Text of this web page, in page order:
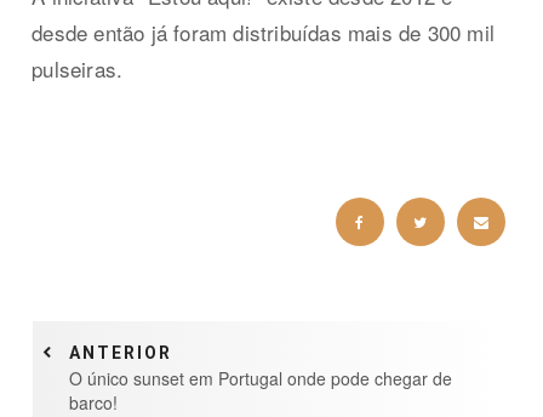
desde então já foram distribuídas mais de 300 mil
pulseiras.
ANTERIOR
O único sunset em Portugal onde pode chegar de
barco!